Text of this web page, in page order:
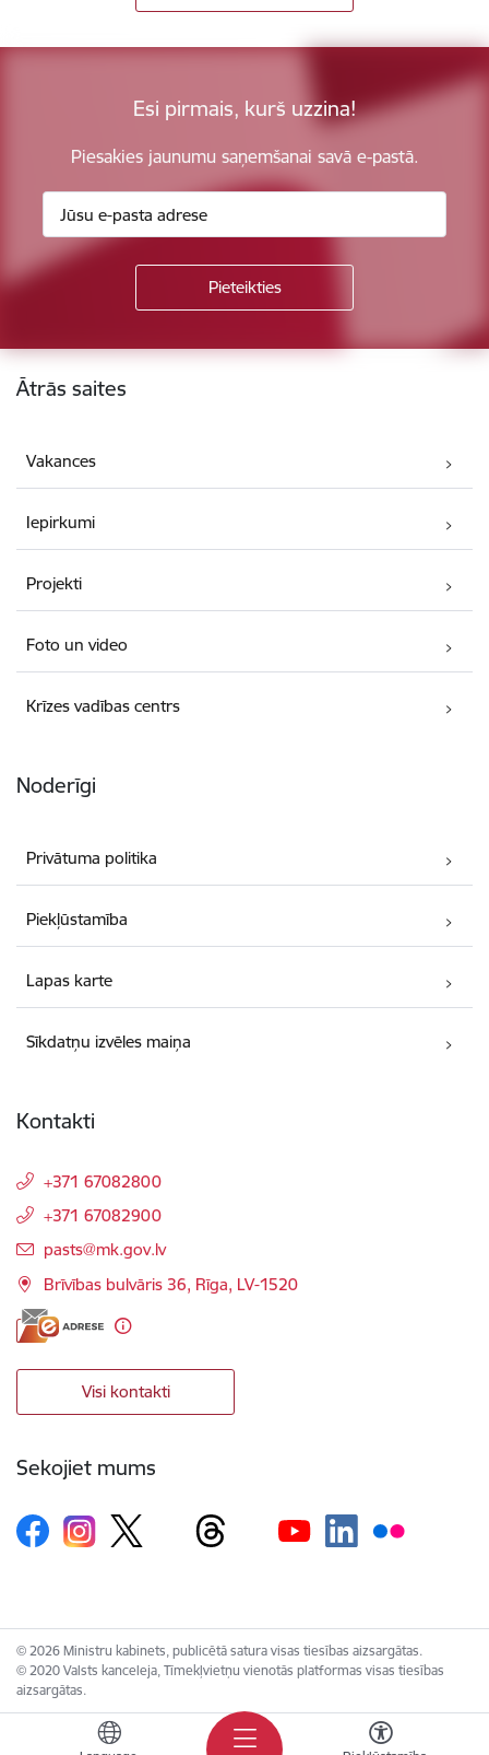
Esi pirmais, kurš uzzina!
Piesakies jaunumu saņemšanai savā e-pastā.
Kājene
Ātrās saites
Vakances
Iepirkumi
Projekti
Foto un video
Krīzes vadības centrs
Noderīgi
Privātuma politika
Piekļūstamība
Lapas karte
Sīkdatņu izvēles maiņa
Kontakti
+371 67082800
+371 67082900
E-pasts:
pasts@mk.gov.lv
Brīvības bulvāris 36, Rīga, LV-1520
Visi kontakti
Sekojiet mums
© 2026 Ministru kabinets, publicētā satura visas tiesības aizsargātas.
© 2020 Valsts kanceleja, Tīmekļvietņu vienotās platformas visas tiesības
aizsargātas.